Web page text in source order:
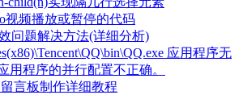
视频播放或暂停的代码
问题解决方法(详细分析)
应用程序无
用程序的并行配置不正确。
言板制作详细教程